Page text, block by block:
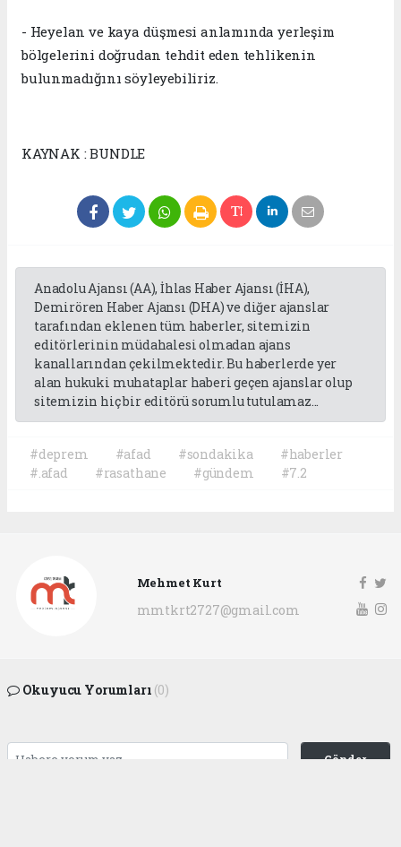
- Heyelan ve kaya düşmesi anlamında yerleşim
bölgelerini doğrudan tehdit eden tehlikenin
bulunmadığını söyleyebiliriz.
KAYNAK : BUNDLE
Anadolu Ajansı (AA), İhlas Haber Ajansı (İHA),
Demirören Haber Ajansı (DHA) ve diğer ajanslar
tarafından eklenen tüm haberler, sitemizin
editörlerinin müdahalesi olmadan ajans
kanallarından çekilmektedir. Bu haberlerde yer
alan hukuki muhataplar haberi geçen ajanslar olup
sitemizin hiç bir editörü sorumlu tutulamaz...
#deprem #afad #sondakika
#haberler
#.afad
#rasathane #gündem #7.2
Mehmet Kurt
mmtkrt2727@gmail.com
Okuyucu Yorumları (0)
Gönder